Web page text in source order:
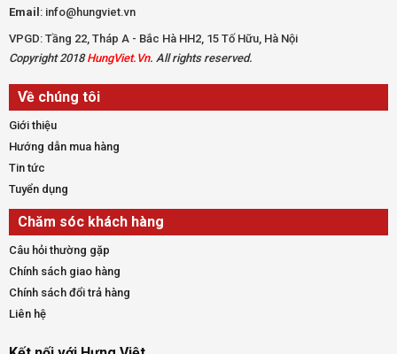
Email : info@hungviet.vn
VPGD: Tầng 22, Tháp A - Bắc Hà HH2, 15 Tố Hữu, Hà Nội
Copyright 2018HungViet.Vn. All rights reserved.
Về chúng tôi
Giới thiệu
Hướng dẫn mua hàng
Tin tức
Tuyển dụng
Chăm sóc khách hàng
Câu hỏi thường gặp
Chính sách giao hàng
Chính sách đổi trả hàng
Liên hệ